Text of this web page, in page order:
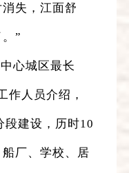
失，江面舒
”
心城区最长
作人员介绍，
段建设，历时10
厂、学校、居